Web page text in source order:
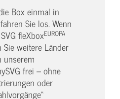
Box einmal in
Sie los. Wenn
fleXboxEUROPA
Sie weitere Länder
frei – ohne
oder